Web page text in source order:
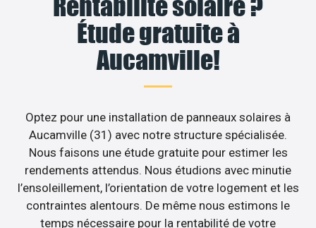
Rentabilité solaire ?
Étude gratuite à
Aucamville!
Optez pour une installation de panneaux solaires à
Aucamville (31) avec notre structure spécialisée.
Nous faisons une étude gratuite pour estimer les
rendements attendus. Nous étudions avec minutie
l’ensoleillement, l’orientation de votre logement et les
contraintes alentours. De même nous estimons le
temps nécessaire pour la rentabilité de votre